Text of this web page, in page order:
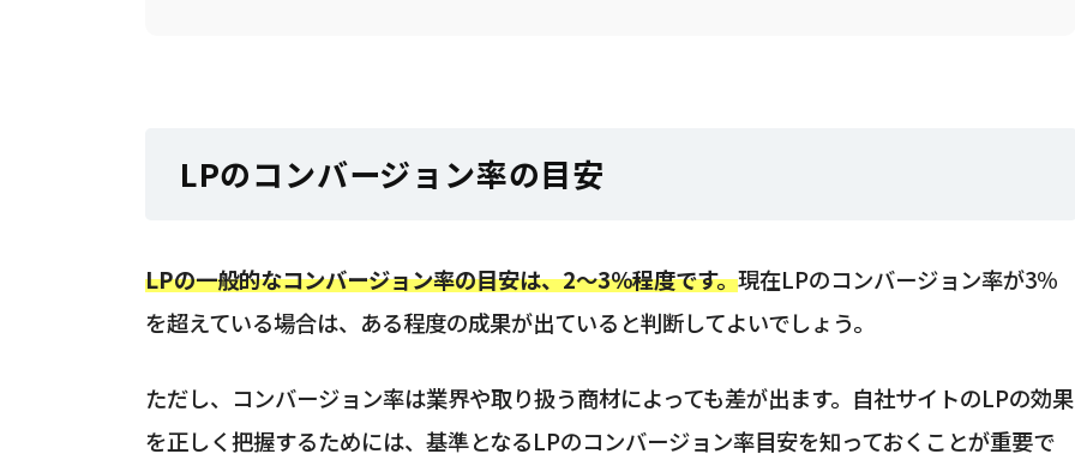
LPのコンバージョン率の目安
LPの一般的なコンバージョン率の目安は、2～3％程度です。現在LPのコンバージョン率が3％
を超えている場合は、ある程度の成果が出ていると判断してよいでしょう。
ただし、コンバージョン率は業界や取り扱う商材によっても差が出ます。自社サイトのLPの効果
を正しく把握するためには、基準となるLPのコンバージョン率目安を知っておくことが重要で